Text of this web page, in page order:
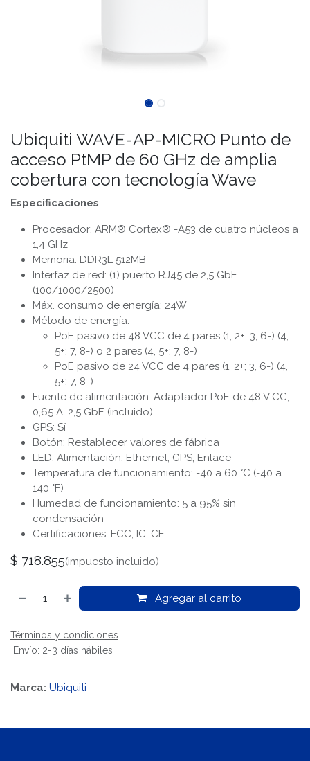
Ubiquiti WAVE-AP-MICRO Punto de
acceso PtMP de 60 GHz de amplia
cobertura con tecnología Wave
Especificaciones
Procesador: ARM® Cortex® -A53 de cuatro núcleos a
1,4 GHz
Memoria: DDR3L 512MB
Interfaz de red: (1) puerto RJ45 de 2,5 GbE
(100/1000/2500)
Máx. consumo de energía: 24W
Método de energía:
PoE pasivo de 48 VCC de 4 pares (1, 2+; 3, 6-) (4,
5+; 7, 8-) o 2 pares (4, 5+; 7, 8-)
PoE pasivo de 24 VCC de 4 pares (1, 2+; 3, 6-) (4,
5+; 7, 8-)
Fuente de alimentación: Adaptador PoE de 48 V CC,
0,65 A, 2,5 GbE (incluido)
GPS: Sí
Botón: Restablecer valores de fábrica
LED: Alimentación, Ethernet, GPS, Enlace
Temperatura de funcionamiento: -40 a 60 °C (-40 a
140 °F)
Humedad de funcionamiento: 5 a 95% sin
condensación
Certificaciones: FCC, IC, CE
$ 718.855(impuesto incluido)
Agregar al carrito
Términos y condiciones
Envío: 2-3 días hábiles
Marca: Ubiquiti